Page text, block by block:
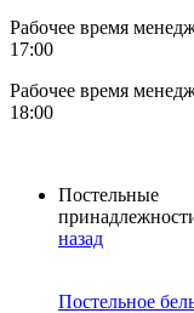
Рабочее время
17:00
Рабочее время
18:00
Постельные
назад
Постельное